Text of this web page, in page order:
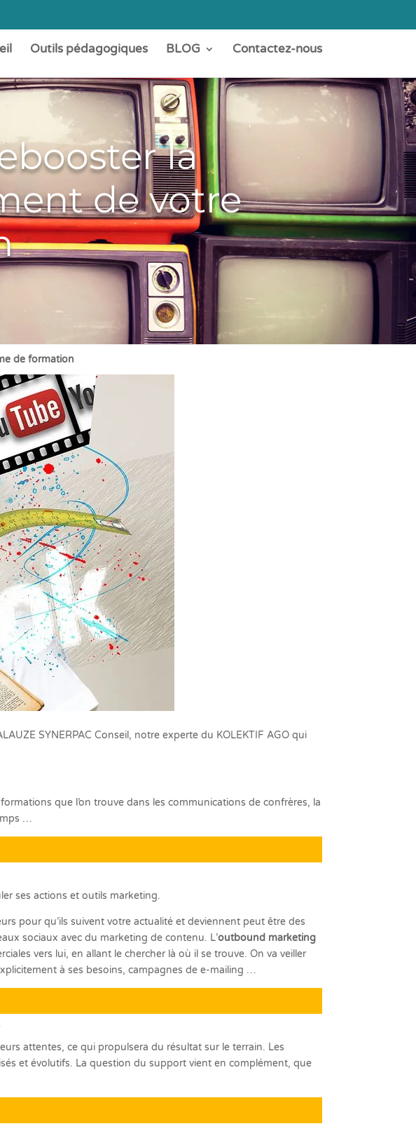
Outils pédagogiques BLOG Contactez-nous
la
de votre
de formation
SYNERPAC Conseil, notre experte du KOLEKTIF AGO qui
que l’on trouve dans les communications de confrères, la
…
ses actions et outils marketing.
pour qu’ils suivent votre actualité et deviennent peut être des
sociaux avec du marketing de contenu. L’outbound marketing
vers lui, en allant le chercher là où il se trouve. On va veiller
à ses besoins, campagnes de e-mailing …
attentes, ce qui propulsera du résultat sur le terrain. Les
et évolutifs. La question du support vient en complément, que